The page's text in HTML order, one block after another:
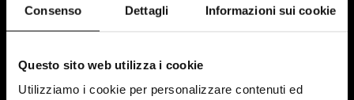
Consenso Dettagli Informazioni sui cookie
Questo sito web utilizza i cookie
Utilizziamo i cookie per personalizzare contenuti ed